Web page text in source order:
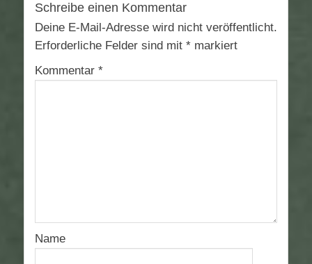
Schreibe einen Kommentar
Deine E-Mail-Adresse wird nicht veröffentlicht.
Erforderliche Felder sind mit * markiert
Kommentar *
Name